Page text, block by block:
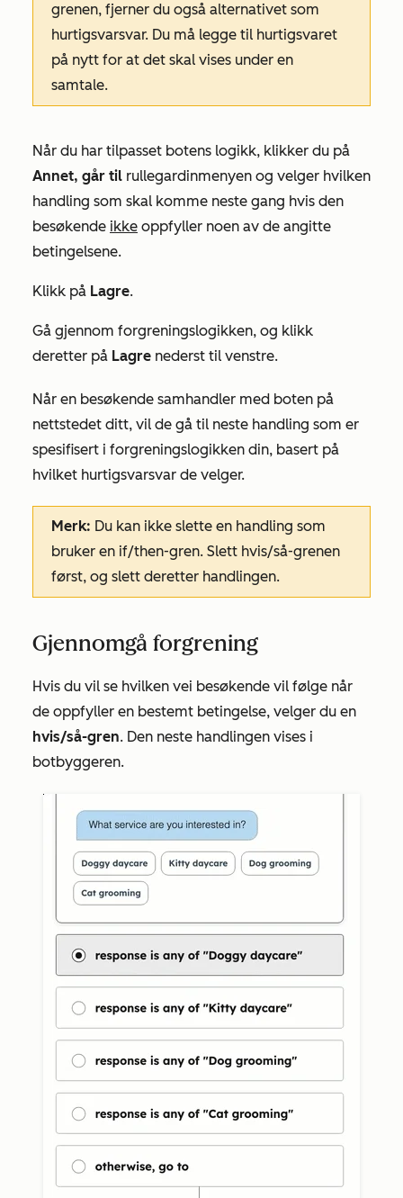
grenen, fjerner du også alternativet som
hurtigsvarsvar. Du må legge til hurtigsvaret
på nytt for at det skal vises under en
samtale.
Når du har tilpasset botens logikk, klikker du på
Annet, går til rullegardinmenyen og velger hvilken
handling som skal komme neste gang hvis den
besøkende ikke oppfyller noen av de angitte
betingelsene.
Klikk på Lagre.
Gå gjennom forgreningslogikken, og klikk
deretter på Lagre nederst til venstre.
Når en besøkende samhandler med boten på
nettstedet ditt, vil de gå til neste handling som er
spesifisert i forgreningslogikken din, basert på
hvilket hurtigsvarsvar de velger.
Merk: Du kan ikke slette en handling som
bruker en if/then-gren. Slett hvis/så-grenen
først, og slett deretter handlingen.
Gjennomgå forgrening
Hvis du vil se hvilken vei besøkende vil følge når
de oppfyller en bestemt betingelse, velger du en
hvis/så-gren. Den neste handlingen vises i
botbyggeren.